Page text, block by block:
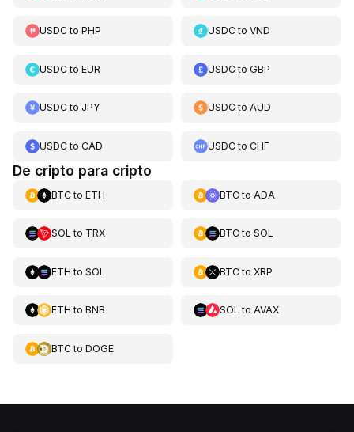
USDCto PHP USDCtoVND
USDCto EUR USDCtoGBP
USDCto JPY USDCtoAUD
USDCto CAD USDCtoCHF
De cripto para cripto
BTCto ETH BTCto ADA
SOL to TRX BTCto SOL
ETH to SOL BTCto XRP
ETH to BNB SOL to AVAX
BTCto DOGE